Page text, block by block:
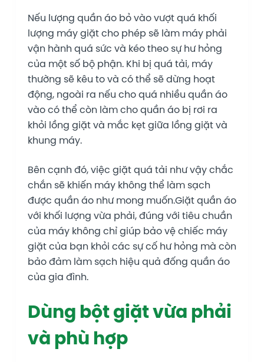
Nếu lượng quần áo bỏ vào vượt quá khối
lượng máy giặt cho phép sẽ làm máy phải
vận hành quá sức và kéo theo sự hư hỏng
của một số bộ phận. Khi bị quá tải, máy
thường sẽ kêu to và có thể sẽ dừng hoạt
động, ngoài ra nếu cho quá nhiều quần áo
vào có thể còn làm cho quần áo bị rơi ra
khỏi lồng giặt và mắc kẹt giữa lồng giặt và
khung máy.
Bên cạnh đó, việc giặt quá tải như vậy chắc
chắn sẽ khiến máy không thể làm sạch
được quần áo như mong muốn.Giặt quần áo
với khối lượng vừa phải, đúng với tiêu chuần
của máy không chỉ giúp bảo vệ chiếc máy
giặt của bạn khỏi các sự cố hư hỏng mà còn
bảo đảm làm sạch hiệu quả đống quần áo
của gia đình.
Dùng bột giặt vừa phải
và phù hợp